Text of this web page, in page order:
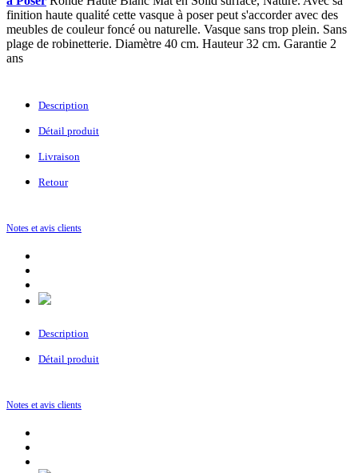
finition haute qualité cette vasque à poser peut s'accorder avec des
meubles de couleur foncé ou naturelle. Vasque sans trop plein. Sans
plage de robinetterie. Diamètre 40 cm. Hauteur 32 cm. Garantie 2
ans
Description
Détail produit
Livraison
Retour
Notes et avis clients
Description
Détail produit
Notes et avis clients